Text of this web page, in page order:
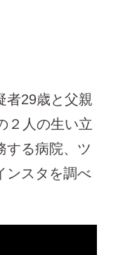
者29歳と父親
２人の生い立
する病院、ツ
ンスタを調べ